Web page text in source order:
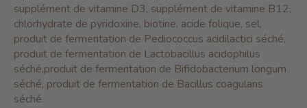
supplément de vitamine D3, supplément de vitamine B12,
chlorhydrate de pyridoxine, biotine, acide folique, sel,
produit de fermentation de Pediococcus acidilactici séché,
produit de fermentation de Lactobacillus acidophilus
séché,produit de fermentation de Bifidobacterium longum
séché, produit de fermentation de Bacillus coagulans
séché.